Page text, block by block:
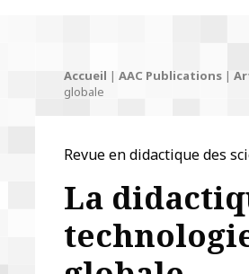
Accueil | AAC Publications|
globale
Revue en didactique des
La